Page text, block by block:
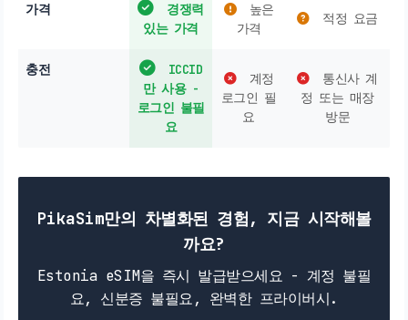
가격
경쟁력
있는 가격
높은
가격
적정 요금
충전
ICCID
만 사용 -
로그인 불필
요
계정
로그인 필
요
통신사 계
정 또는 매장
방문
PikaSim만의 차별화된 경험, 지금 시작해볼
까요?
Estonia eSIM을 즉시 발급받으세요 - 계정 불필
요, 신분증 불필요, 완벽한 프라이버시.